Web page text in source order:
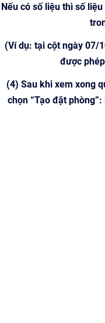
Nếu có số liệu thì số
(Ví dụ: tại cột ngày 07/
được
(4) Sau khi xem xong
chọn “Tạo đặt